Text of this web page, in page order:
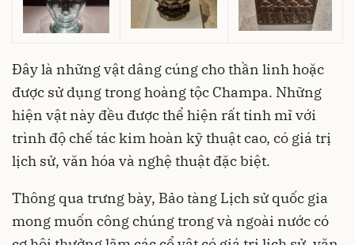
Đây là những vật dâng cúng cho thần linh hoặc
được sử dụng trong hoàng tộc Champa. Những
hiện vật này đều được thể hiện rất tinh mĩ với
trình độ chế tác kim hoàn kỹ thuật cao, có giá trị
lịch sử, văn hóa và nghệ thuật đặc biệt.
Thông qua trưng bày, Bảo tàng Lịch sử quốc gia
mong muốn công chúng trong và ngoài nước có